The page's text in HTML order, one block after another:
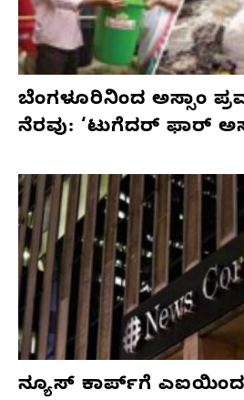
ಬೆಂಗಳೂರಿನಿಂದ ಅಸ್ಸಾಂ
ನೆರವು: ‘ಟುಗೆದರ್ ಫಾರ್
ನ್ಯೂಸ್ ಕಾರ್ಪ್‌ಗೆ ಎಐಯಿಂದ